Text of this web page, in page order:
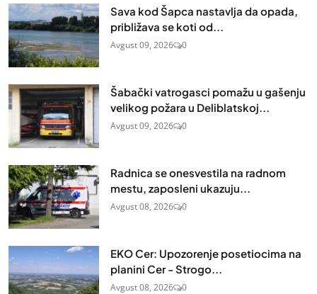
Sava kod Šapca nastavlja da opada,
približava se koti od...
Avgust 09, 2026 0
Šabački vatrogasci pomažu u gašenju
velikog požara u Deliblatskoj...
Avgust 09, 2026 0
Radnica se onesvestila na radnom
mestu, zaposleni ukazuju...
Avgust 08, 2026 0
EKO Cer: Upozorenje posetiocima na
planini Cer - Strogo...
Avgust 08, 2026 0